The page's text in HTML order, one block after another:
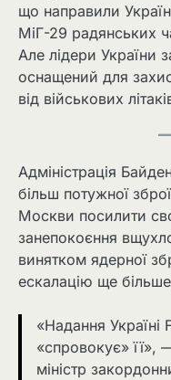
що направили
МіГ-29 радянських
Але лідери України
оснащений для
від військових
Адміністрація
більш потужної
Москви посилити
занепокоєння
винятком ядерної
ескалацію ще
«Надання
«спровокує» її»,
міністр